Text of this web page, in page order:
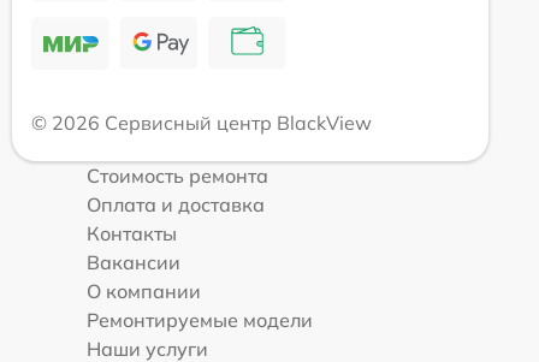
© 2026 Сервисный центр BlackView
Стоимость ремонта
Оплата и доставка
Контакты
Вакансии
О компании
Ремонтируемые модели
Наши услуги